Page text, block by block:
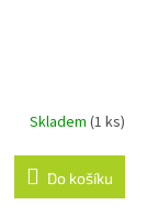
Skladem(1 ks)
Do košíku